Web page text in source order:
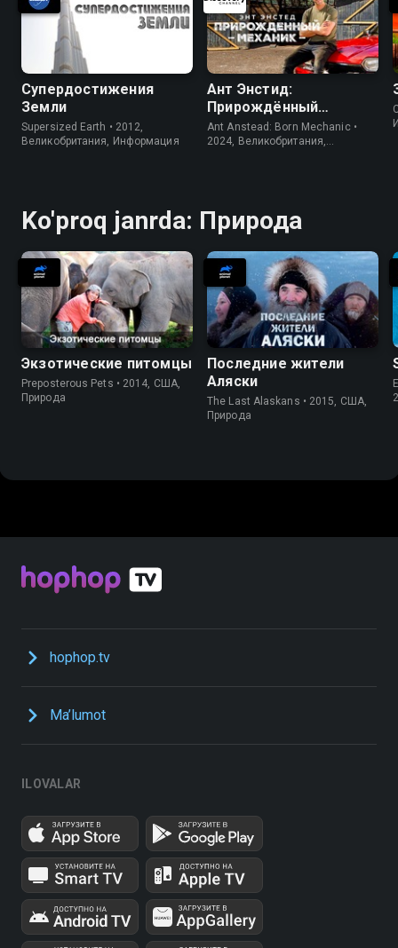
Супердостижения
Земли
Supersized Earth • 2012,
Великобритания, Информация
Ант Энстид:
Прирождённый
механик
Ant Anstead: Born Mechanic •
2024, Великобритания,
Ko'proq janrda: Природа
Экзотические питомцы
Preposterous Pets • 2014, США,
Природа
Последние жители
Аляски
The Last Alaskans • 2015, США,
Природа
hophop.tv
Ma’lumot
ILOVALAR